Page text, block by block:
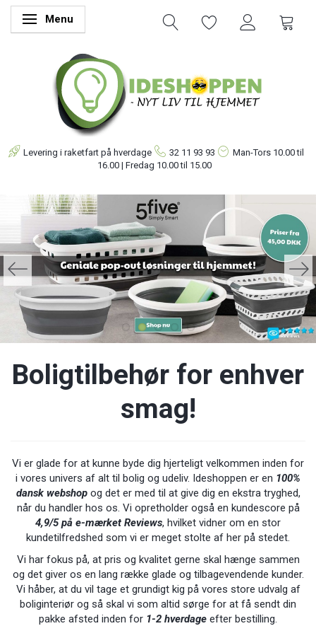
Skifte navigation
Menu
Levering i raketfart på hverdage 32 11 93 93 Man-Tors 10.00 til
16.00 | Fredag 10.00 til 15.00
Boligtilbehør for enhver
smag!
Vi er glade for at kunne byde dig hjerteligt velkommen inden for
i vores univers af alt til bolig og udeliv. Ideshoppen er en 100%
dansk webshop og det er med til at give dig en ekstra tryghed,
når du handler hos os. Vi opretholder også en kundescore på
4,9/5 på e-mærket Reviews, hvilket vidner om en stor
kundetilfredshed som vi er meget stolte af her på stedet.
Vi har fokus på, at pris og kvalitet gerne skal hænge sammen
og det giver os en lang række glade og tilbagevendende kunder.
Vi håber, at du vil tage et grundigt kig på vores store udvalg af
boliginteriør og så skal vi som altid sørge for at få sendt din
pakke afsted inden for 1-2 hverdage efter bestilling.